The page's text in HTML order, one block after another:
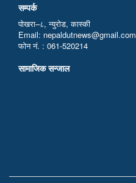
सम्पर्क
पोखरा–८, न्युरोड, कास्की
Email: nepaldutnews@gmail.com
फोन नं. : 061-520214
सामाजिक सन्जाल